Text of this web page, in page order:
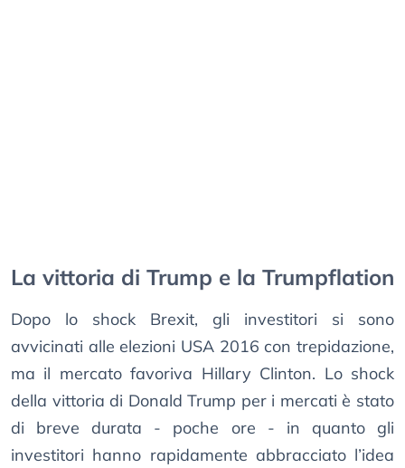
La vittoria di Trump e la Trumpflation
Dopo lo shock Brexit, gli investitori si sono
avvicinati alle elezioni USA 2016 con trepidazione,
ma il mercato favoriva Hillary Clinton. Lo shock
della vittoria di Donald Trump per i mercati è stato
di breve durata - poche ore - in quanto gli
investitori hanno rapidamente abbracciato l’idea